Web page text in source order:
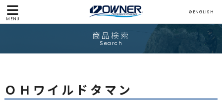
MENU
ENGLISH
商品検索
Search
ＯＨワイルドタマン